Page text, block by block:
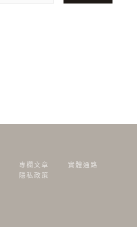
專欄文章
實體通路
隱私政策